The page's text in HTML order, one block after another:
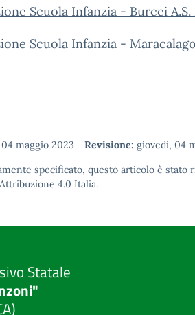
Scuola Infanzia - Burcei
Scuola Infanzia -
maggio 2023 - Revisione: giovedì, 04
specificato, questo articolo è stato
4.0 Italia.
Statale